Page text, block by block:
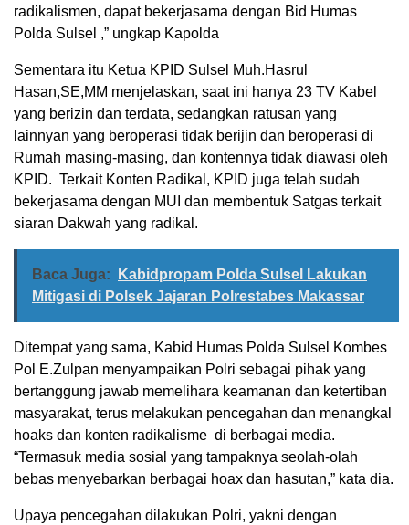
radikalismen, dapat bekerjasama dengan Bid Humas
Polda Sulsel ,” ungkap Kapolda
Sementara itu Ketua KPID Sulsel Muh.Hasrul
Hasan,SE,MM menjelaskan, saat ini hanya 23 TV Kabel
yang berizin dan terdata, sedangkan ratusan yang
lainnyan yang beroperasi tidak berijin dan beroperasi di
Rumah masing-masing, dan kontennya tidak diawasi oleh
KPID. Terkait Konten Radikal, KPID juga telah sudah
bekerjasama dengan MUI dan membentuk Satgas terkait
siaran Dakwah yang radikal.
Baca Juga:
Kabidpropam Polda Sulsel Lakukan
Mitigasi di Polsek Jajaran Polrestabes Makassar
Ditempat yang sama, Kabid Humas Polda Sulsel Kombes
Pol E.Zulpan menyampaikan Polri sebagai pihak yang
bertanggung jawab memelihara keamanan dan ketertiban
masyarakat, terus melakukan pencegahan dan menangkal
hoaks dan konten radikalisme di berbagai media.
“Termasuk media sosial yang tampaknya seolah-olah
bebas menyebarkan berbagai hoax dan hasutan,” kata dia.
Upaya pencegahan dilakukan Polri, yakni dengan